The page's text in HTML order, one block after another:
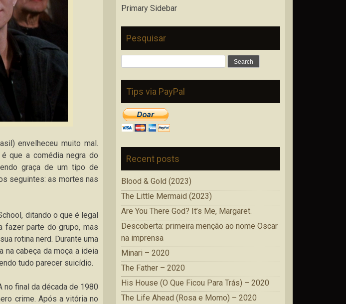
envelheceu muito mal.
que a comédia negra do
graça de um tipo de
seguintes: as mortes nas
ditando o que é legal
fazer parte do grupo, mas
rotina nerd. Durante uma
na cabeça da moça a ideia
tudo parecer suicídio.
no final da década de 1980
crime. Após a vitória no
Primary Sidebar
Pesquisar
Tips via PayPal
Recent posts
Blood & Gold (2023)
The Little Mermaid (2023)
Are You There God? It’s Me, Margaret.
Descoberta: primeira menção ao nome Oscar
na imprensa
Minari – 2020
The Father – 2020
His House (O Que Ficou Para Trás) – 2020
The Life Ahead (Rosa e Momo) – 2020